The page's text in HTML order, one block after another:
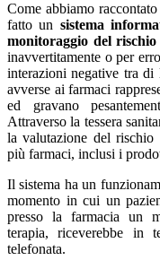
Come abbiamo
fatto un sistema
monitoraggio del rischio
inavvertitamente o per
interazioni negative tra
avverse ai farmaci
ed gravano
Attraverso la tessera
la valutazione del rischio
più farmaci, inclusi i
Il sistema ha un
momento in cui un
presso la farmacia un
terapia, riceverebbe in
telefonata.